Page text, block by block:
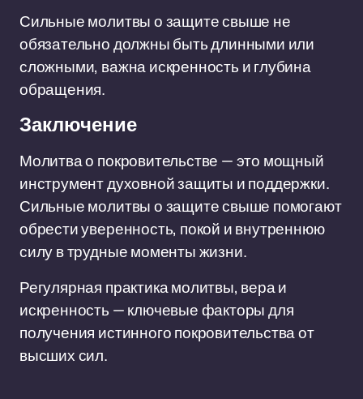
Сильные молитвы о защите свыше не
обязательно должны быть длинными или
сложными, важна искренность и глубина
обращения.
Заключение
Молитва о покровительстве — это мощный
инструмент духовной защиты и поддержки.
Сильные молитвы о защите свыше помогают
обрести уверенность, покой и внутреннюю
силу в трудные моменты жизни.
Регулярная практика молитвы, вера и
искренность — ключевые факторы для
получения истинного покровительства от
высших сил.